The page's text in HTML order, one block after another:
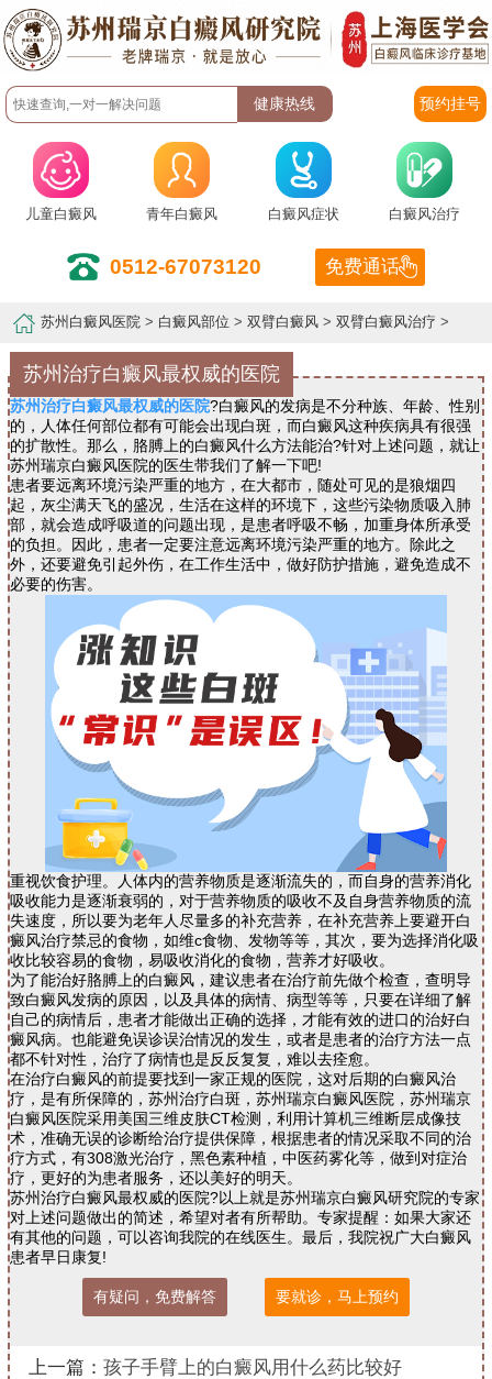
预约挂号
儿童白癜风 青年白癜风 白癜风症状 白癜风治疗
0512-67073120 免费通话
苏州白癜风医院 > 白癜风部位 >双臂白癜风 >双臂白癜风治疗 >
苏州治疗白癜风最权威的医院
苏州治疗白癜风最权威的医院?白癜风的发病是不分种族、年龄、性别
的，人体任何部位都有可能会出现白斑，而白癜风这种疾病具有很强
的扩散性。那么，胳膊上的白癜风什么方法能治?针对上述问题，就让
苏州瑞京白癜风医院的医生带我们了解一下吧!
患者要远离环境污染严重的地方，在大都市，随处可见的是狼烟四
起，灰尘满天飞的盛况，生活在这样的环境下，这些污染物质吸入肺
部，就会造成呼吸道的问题出现，是患者呼吸不畅，加重身体所承受
的负担。因此，患者一定要注意远离环境污染严重的地方。除此之
外，还要避免引起外伤，在工作生活中，做好防护措施，避免造成不
必要的伤害。
重视饮食护理。人体内的营养物质是逐渐流失的，而自身的营养消化
吸收能力是逐渐衰弱的，对于营养物质的吸收不及自身营养物质的流
失速度，所以要为老年人尽量多的补充营养，在补充营养上要避开白
癜风治疗禁忌的食物，如维c食物、发物等等，其次，要为选择消化吸
收比较容易的食物，易吸收消化的食物，营养才好吸收。
为了能治好胳膊上的白癜风，建议患者在治疗前先做个检查，查明导
致白癜风发病的原因，以及具体的病情、病型等等，只要在详细了解
自己的病情后，患者才能做出正确的选择，才能有效的进口的治好白
癜风病。也能避免误诊误治情况的发生，或者是患者的治疗方法一点
都不针对性，治疗了病情也是反反复复，难以去痊愈。
在治疗白癜风的前提要找到一家正规的医院，这对后期的白癜风治
疗，是有所保障的，苏州治疗白斑，苏州瑞京白癜风医院，苏州瑞京
白癜风医院采用美国三维皮肤CT检测，利用计算机三维断层成像技
术，准确无误的诊断给治疗提供保障，根据患者的情况采取不同的治
疗方式，有308激光治疗，黑色素种植，中医药雾化等，做到对症治
疗，更好的为患者服务，还以美好的明天。
苏州治疗白癜风最权威的医院?以上就是苏州瑞京白癜风研究院的专家
对上述问题做出的简述，希望对者有所帮助。专家提醒：如果大家还
有其他的问题，可以咨询我院的在线医生。最后，我院祝广大白癜风
患者早日康复!
有疑问，免费解答 要就诊，马上预约
上一篇： 孩子手臂上的白癜风用什么药比较好